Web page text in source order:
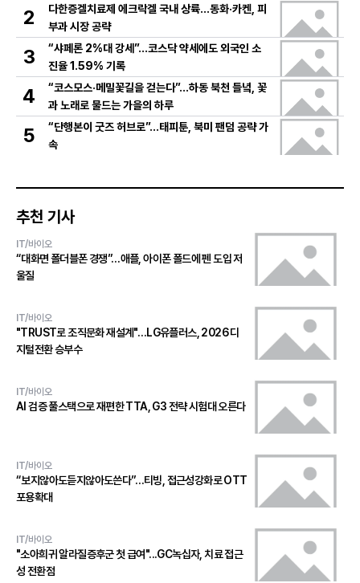
2
다한증겔치료제 에크락겔 국내 상륙…동화·카켄, 피
부과 시장 공략
3
“샤페론 2%대 강세”…코스닥 약세에도 외국인 소
진율 1.59% 기록
4
“코스모스·메밀꽃길을 걷는다”…하동 북천 들녘, 꽃
과 노래로 물드는 가을의 하루
5
“단행본이 굿즈 허브로”…태피툰, 북미 팬덤 공략 가
속
추천 기사
IT/바이오
“대화면 폴더블폰 경쟁”…애플, 아이폰 폴드에 펜 도입 저
울질
IT/바이오
"TRUST로 조직문화 재설계"…LG유플러스, 2026 디
지털전환 승부수
IT/바이오
AI 검증 풀스택으로 재편한 TTA, G3 전략 시험대 오른다
IT/바이오
“보지않아도듣지않아도쓴다”…티빙, 접근성강화로 OTT
포용확대
IT/바이오
"소아희귀 알라질증후군 첫 급여"...GC녹십자, 치료 접근
성 전환점